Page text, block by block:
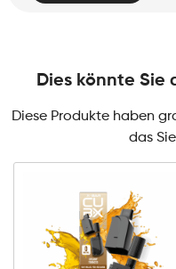
Dies könnte Sie
Diese Produkte haben
das